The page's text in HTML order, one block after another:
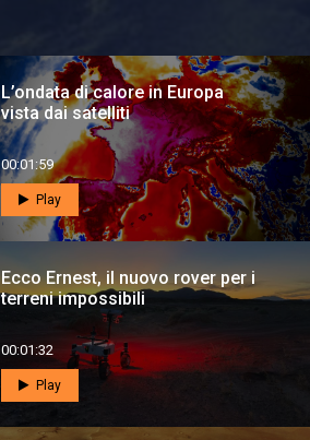
L’ondata di calore in Europa
vista dai satelliti
00:01:59
Play
Ecco Ernest, il nuovo rover per i
terreni impossibili
00:01:32
Play